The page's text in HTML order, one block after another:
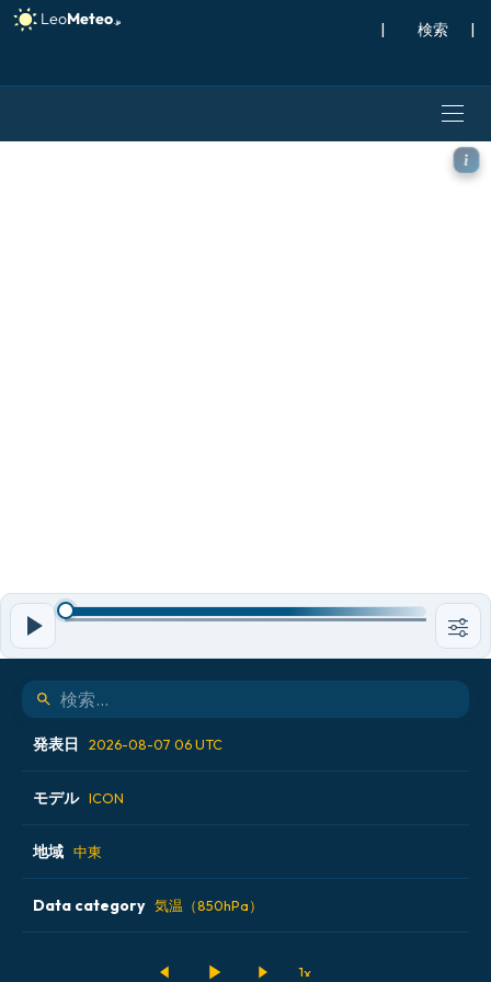
| |
ICON モデル - 中東, 気温（
発表日 2026-08-07 06 UTC
2026-08-06 12 UTC
2026-08-06 18 UTC
2026-08-07 00 UTC
モデル ICON
ALADIN CZ 2.3 km
ECMWF AIFS [AI]
地域 中東
アイスランド
Data category 気温（850hPa）